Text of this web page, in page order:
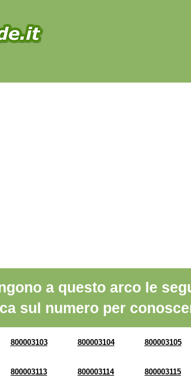
a questo arco le
sul numero per
800003103 800003104 800003105
800003113 800003114 800003115